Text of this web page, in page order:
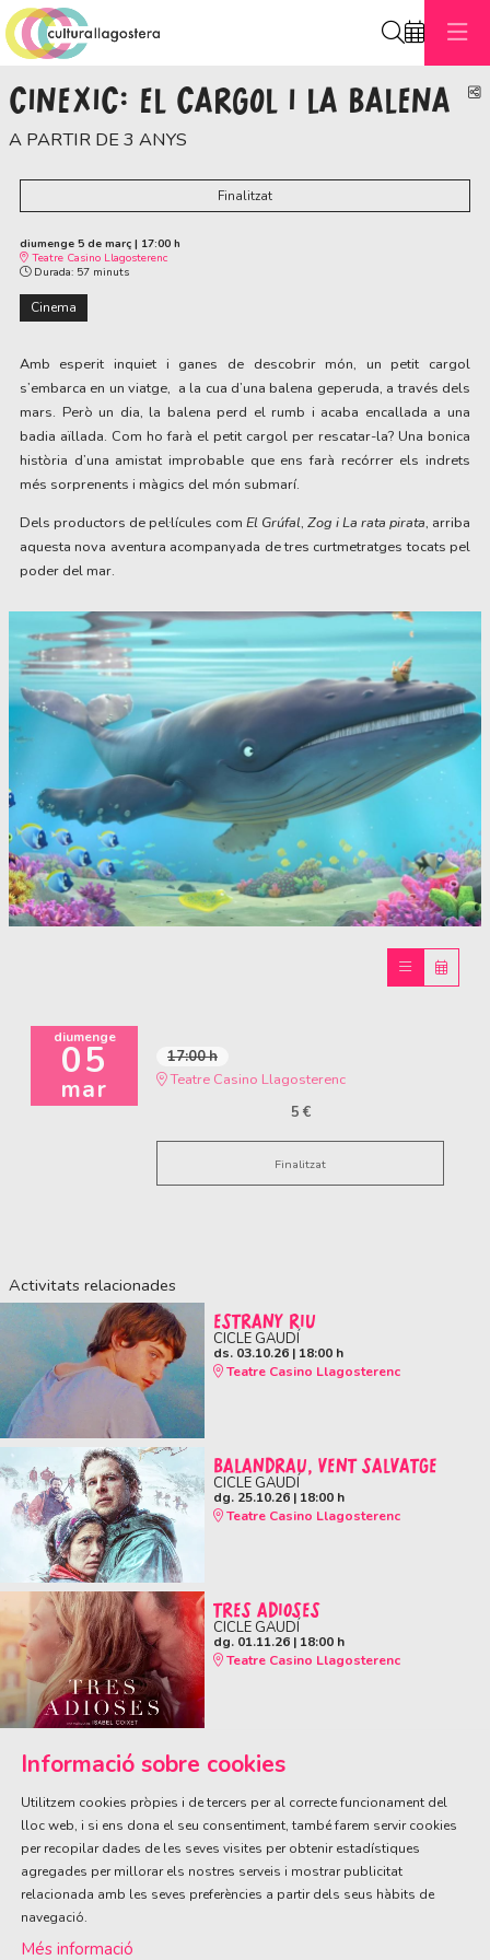
CINEXIC: EL CARGOL I LA BALENA
A PARTIR DE 3 ANYS
Finalitzat
diumenge 5 de març | 17:00 h
Teatre Casino Llagosterenc
Durada: 57 minuts
Cinema
Amb esperit inquiet i ganes de descobrir món, un petit cargol
s’embarca en un viatge,  a la cua d’una balena geperuda, a través dels
mars. Però un dia, la balena perd el rumb i acaba encallada a una
badia aïllada. Com ho farà el petit cargol per rescatar-la? Una bonica
història d’una amistat improbable que ens farà recórrer els indrets
més sorprenents i màgics del món submarí.
Dels productors de pel·lícules com El Grúfal, Zog i La rata pirata, arriba
aquesta nova aventura acompanyada de tres curtmetratges tocats pel
poder del mar.
diumenge
05
mar
17:00 h
Teatre Casino Llagosterenc
5 €
Finalitzat
Activitats relacionades
ESTRANY RIU
CICLE GAUDÍ
ds. 03.10.26| 18:00 h
Teatre Casino Llagosterenc
BALANDRAU, VENT SALVATGE
CICLE GAUDÍ
dg. 25.10.26| 18:00 h
Teatre Casino Llagosterenc
TRES ADIOSES
CICLE GAUDÍ
dg. 01.11.26| 18:00 h
Teatre Casino Llagosterenc
ÀREA DE CULTURA
Olivareta, 38 · T. 972 83 00 05
cultura@llagostera.cat
Sitemap
Informació sobre cookies
Utilitzem cookies pròpies i de tercers per al correcte funcionament del
lloc web, i si ens dona el seu consentiment, també farem servir cookies
per recopilar dades de les seves visites per obtenir estadístiques
agregades per millorar els nostres serveis i mostrar publicitat
relacionada amb les seves preferències a partir dels seus hàbits de
navegació.
Més informació